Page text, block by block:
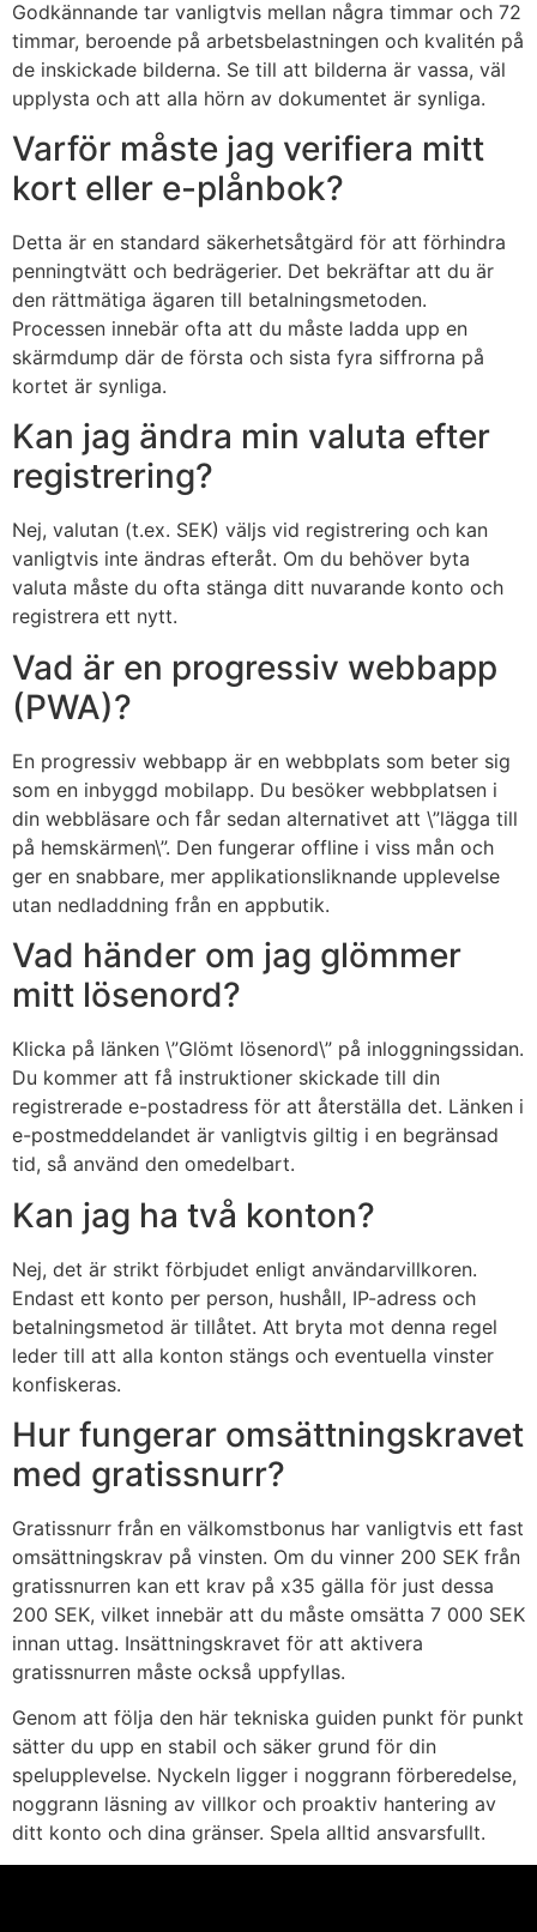
Godkännande tar vanligtvis mellan några timmar och 72
timmar, beroende på arbetsbelastningen och kvalitén på
de inskickade bilderna. Se till att bilderna är vassa, väl
upplysta och att alla hörn av dokumentet är synliga.
Varför måste jag verifiera mitt
kort eller e-plånbok?
Detta är en standard säkerhetsåtgärd för att förhindra
penningtvätt och bedrägerier. Det bekräftar att du är
den rättmätiga ägaren till betalningsmetoden.
Processen innebär ofta att du måste ladda upp en
skärmdump där de första och sista fyra siffrorna på
kortet är synliga.
Kan jag ändra min valuta efter
registrering?
Nej, valutan (t.ex. SEK) väljs vid registrering och kan
vanligtvis inte ändras efteråt. Om du behöver byta
valuta måste du ofta stänga ditt nuvarande konto och
registrera ett nytt.
Vad är en progressiv webbapp
(PWA)?
En progressiv webbapp är en webbplats som beter sig
som en inbyggd mobilapp. Du besöker webbplatsen i
din webbläsare och får sedan alternativet att \”lägga till
på hemskärmen\”. Den fungerar offline i viss mån och
ger en snabbare, mer applikationsliknande upplevelse
utan nedladdning från en appbutik.
Vad händer om jag glömmer
mitt lösenord?
Klicka på länken \”Glömt lösenord\” på inloggningssidan.
Du kommer att få instruktioner skickade till din
registrerade e-postadress för att återställa det. Länken i
e-postmeddelandet är vanligtvis giltig i en begränsad
tid, så använd den omedelbart.
Kan jag ha två konton?
Nej, det är strikt förbjudet enligt användarvillkoren.
Endast ett konto per person, hushåll, IP-adress och
betalningsmetod är tillåtet. Att bryta mot denna regel
leder till att alla konton stängs och eventuella vinster
konfiskeras.
Hur fungerar omsättningskravet
med gratissnurr?
Gratissnurr från en välkomstbonus har vanligtvis ett fast
omsättningskrav på vinsten. Om du vinner 200 SEK från
gratissnurren kan ett krav på x35 gälla för just dessa
200 SEK, vilket innebär att du måste omsätta 7 000 SEK
innan uttag. Insättningskravet för att aktivera
gratissnurren måste också uppfyllas.
Genom att följa den här tekniska guiden punkt för punkt
sätter du upp en stabil och säker grund för din
spelupplevelse. Nyckeln ligger i noggrann förberedelse,
noggrann läsning av villkor och proaktiv hantering av
ditt konto och dina gränser. Spela alltid ansvarsfullt.